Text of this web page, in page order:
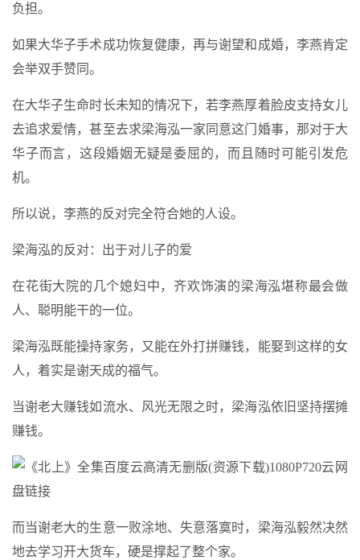
负担。
如果大华子手术成功恢复健康，再与谢望和成婚，李燕肯定
会举双手赞同。
在大华子生命时长未知的情况下，若李燕厚着脸皮支持女儿
去追求爱情，甚至去求梁海泓一家同意这门婚事，那对于大
华子而言，这段婚姻无疑是委屈的，而且随时可能引发危
机。
所以说，李燕的反对完全符合她的人设。
梁海泓的反对：出于对儿子的爱
在花街大院的几个媳妇中，齐欢饰演的梁海泓堪称最会做
人、聪明能干的一位。
梁海泓既能操持家务，又能在外打拼赚钱，能娶到这样的女
人，着实是谢天成的福气。
当谢老大赚钱如流水、风光无限之时，梁海泓依旧坚持摆摊
赚钱。
而当谢老大的生意一败涂地、失意落寞时，梁海泓毅然决然
地去学习开大货车，硬是撑起了整个家。